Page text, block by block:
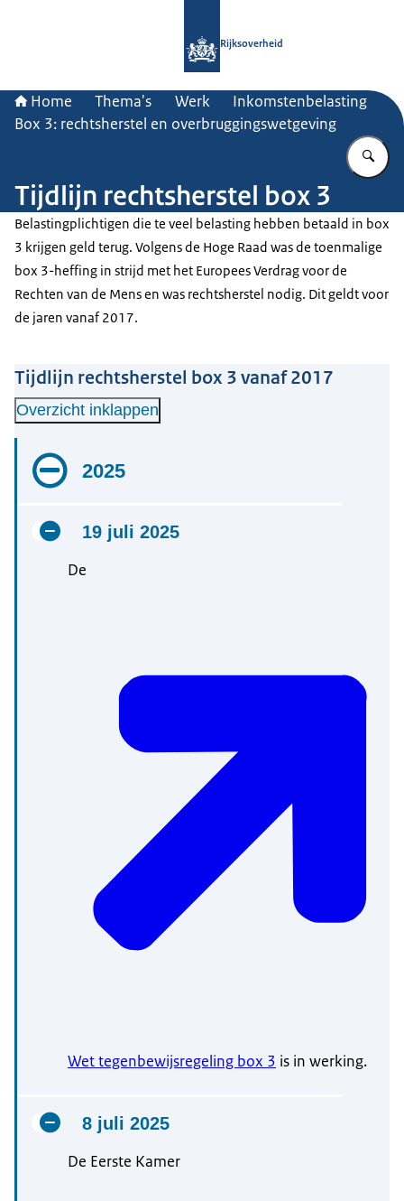
Rijksoverheid
Home Thema's Werk
Inkomstenbelasting
Box 3: rechtsherstel en overbruggingswetgeving
Tijdlijn rechtsherstel box 3
Belastingplichtigen die te veel belasting hebben betaald in box
3 krijgen geld terug. Volgens de Hoge Raad was de toenmalige
box 3-heffing in strijd met het Europees Verdrag voor de
Rechten van de Mens en was rechtsherstel nodig. Dit geldt voor
de jaren vanaf 2017.
Tijdlijn rechtsherstel box 3 vanaf 2017
Overzicht inklappen
2025
19 juli 2025
De
Wet tegenbewijsregeling box 3 is in werking.
8 juli 2025
De Eerste Kamer